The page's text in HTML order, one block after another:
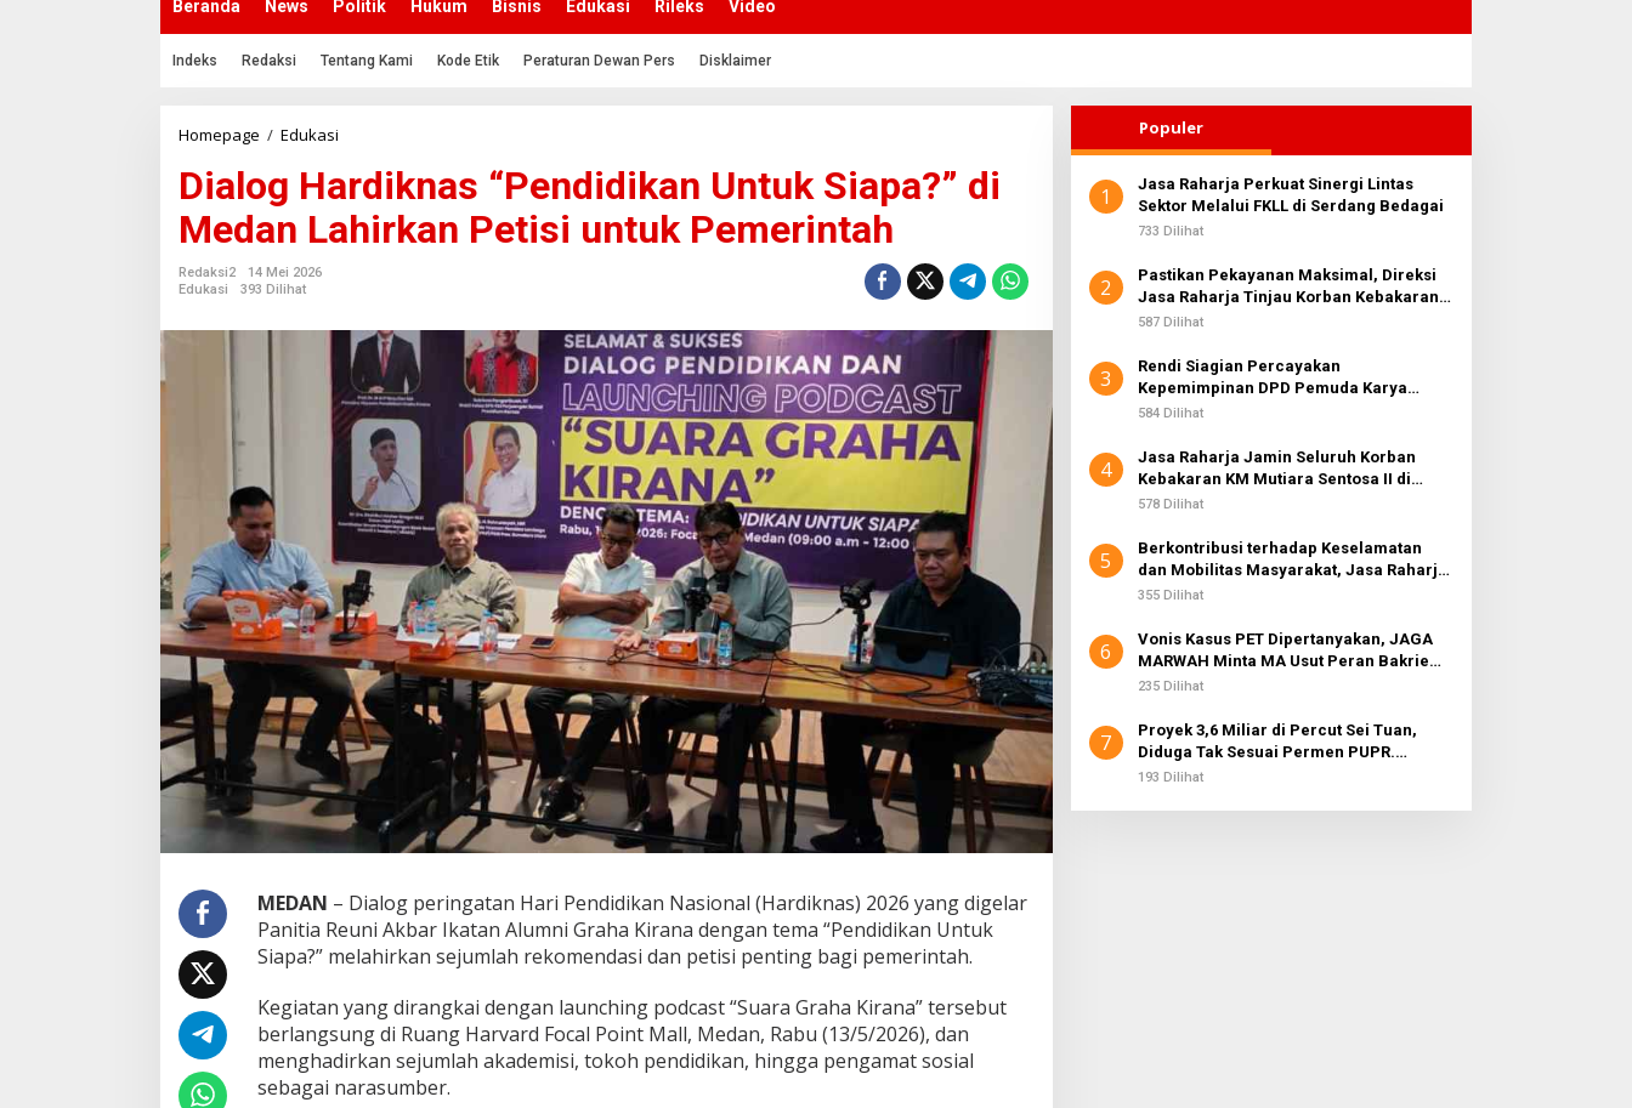
Beranda News Politik Hukum Bisnis Edukasi Rileks Video
Indeks Redaksi Tentang Kami Kode Etik Peraturan Dewan Pers Disklaimer
Homepage / Edukasi
a
l
o
g
d
n
a
n
i
d
i
k
a
n
U
n
t
u
k
S
i
a
a
?
”
d
M
e
d
a
n
Dialog Hardiknas “Pendidikan Untuk Siapa?” di
Medan Lahirkan Petisi untuk Pemerintah
Redaksi2
14 Mei 2026
Edukasi
393 Dilihat
MEDAN – Dialog peringatan Hari Pendidikan Nasional (Hardiknas) 2026 yang digelar
Panitia Reuni Akbar Ikatan Alumni Graha Kirana dengan tema “Pendidikan Untuk
Siapa?” melahirkan sejumlah rekomendasi dan petisi penting bagi pemerintah.
Kegiatan yang dirangkai dengan launching podcast “Suara Graha Kirana” tersebut
berlangsung di Ruang Harvard Focal Point Mall, Medan, Rabu (13/5/2026), dan
menghadirkan sejumlah akademisi, tokoh pendidikan, hingga pengamat sosial
sebagai narasumber.
Populer
1
Jasa Raharja Perkuat Sinergi Lintas
Sektor Melalui FKLL di Serdang Bedagai
733 Dilihat
2
Pastikan Pekayanan Maksimal, Direksi
Jasa Raharja Tinjau Korban Kebakaran
KM Mutiara Sentosa II
587 Dilihat
3
Rendi Siagian Percayakan
Kepemimpinan DPD Pemuda Karya
Nasional Kota Medan kepada Josef
584 Dilihat
4
Jasa Raharja Jamin Seluruh Korban
Kebakaran KM Mutiara Sentosa II di
Perairan Sumenep
578 Dilihat
5
Berkontribusi terhadap Keselamatan
dan Mobilitas Masyarakat, Jasa Raharja
Raih Penghargaan di Ajang Transportasi
355 Dilihat
6
Vonis Kasus PET Dipertanyakan, JAGA
MARWAH Minta MA Usut Peran Bakrie
Group
235 Dilihat
7
Proyek 3,6 Miliar di Percut Sei Tuan,
Diduga Tak Sesuai Permen PUPR.
Volume dan Nama Pengawas Tidak
193 Dilihat